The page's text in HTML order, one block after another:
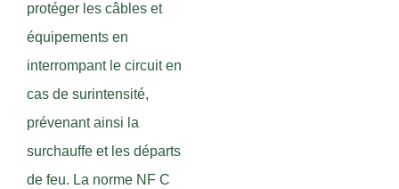
protéger les câbles et
équipements en
interrompant le circuit en
cas de surintensité,
prévenant ainsi la
surchauffe et les départs
de feu. La norme NF C